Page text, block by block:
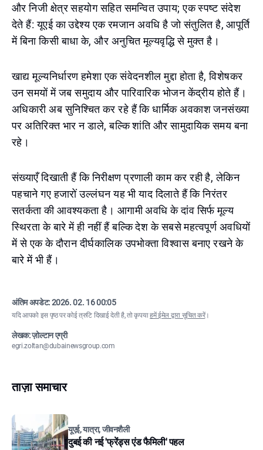
और निजी क्षेत्र सहयोग सहित समन्वित उपाय; एक स्पष्ट संदेश
देते हैं: यूएई का उद्देश्य एक रमजान अवधि है जो संतुलित है, आपूर्ति
में बिना किसी बाधा के, और अनुचित मूल्यवृद्धि से मुक्त है।
खाद्य मूल्यनिर्धारण हमेशा एक संवेदनशील मुद्दा होता है, विशेषकर
उन समयों में जब समुदाय और पारिवारिक भोजन केंद्रीय होते हैं।
अधिकारी अब सुनिश्चित कर रहे हैं कि धार्मिक अवकाश जनसंख्या
पर अतिरिक्त भार न डाले, बल्कि शांति और सामुदायिक समय बना
रहे।
संख्याएँ दिखाती हैं कि निरीक्षण प्रणाली काम कर रही है, लेकिन
पहचाने गए हजारों उल्लंघन यह भी याद दिलाते हैं कि निरंतर
सतर्कता की आवश्यकता है। आगामी अवधि के दांव सिर्फ मूल्य
स्थिरता के बारे में ही नहीं हैं बल्कि देश के सबसे महत्वपूर्ण अवधियों
में से एक के दौरान दीर्घकालिक उपभोक्ता विश्वास बनाए रखने के
बारे में भी हैं।
अंतिम अपडेट:2026. 02. 16 00:05
यदि आपको इस पृष्ठ पर कोई त्रुटि दिखाई देती है, तो कृपयाहमें ईमेल द्वारा सूचित करें।
लेखक: ज़ोल्टान एग्री
egri.zoltan@dubainewsgroup.com
ताज़ा समाचार
यूएई, यात्रा, जीवनशैली
दुबई की नई 'फ्रेंड्स एंड फैमिली' पहल